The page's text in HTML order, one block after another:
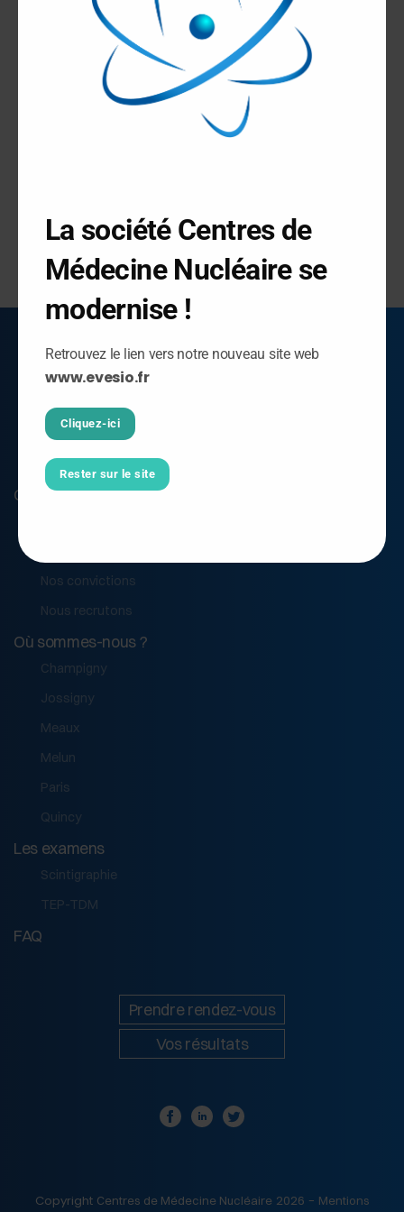
LES EXAMENS
FAQ
PRENDRE RDV
d’examens depuis notre
nouvel espaceVenus Portal.
Qui sommes nous ?
Nos convictions
Nous recrutons
Où sommes-nous ?
Champigny
Jossigny
Meaux
Melun
Paris
Quincy
Les examens
Scintigraphie
TEP-TDM
FAQ
Prendre rendez-vous
Vos résultats
Copyright Centres de Médecine Nucléaire 2026 - Mentions
La société Centres de
Médecine Nucléaire se
modernise !
Retrouvez le lien vers notre nouveau site web
www.evesio.fr
Cliquez-ici
Rester sur le site